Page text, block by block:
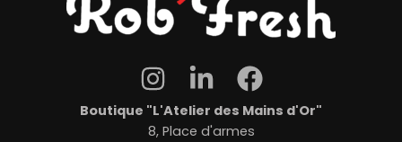
Boutique "L'Atelier des Mains d'Or"
8, Place d'armes